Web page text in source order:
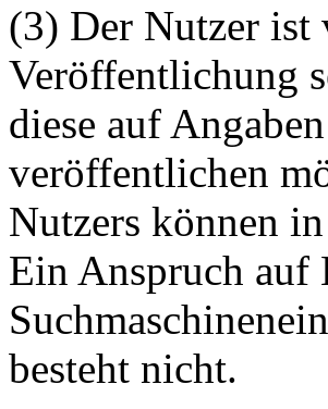
(3) Der Nutzer
Veröffentlichung
diese auf
veröffentlichen
Nutzers können
Ein Anspruch auf
besteht nicht.